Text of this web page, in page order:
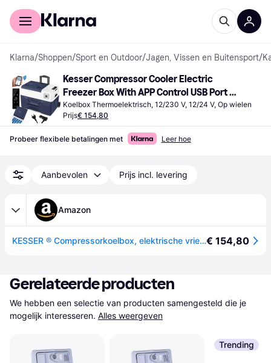
Voor shoppers
Klarna/Shoppen/Sport en Outdoor/Jagen, Vissen en Buitensport/
Kesser Compressor Cooler Electric
Freezer Box With APP Control USB Port
12/24 V 230V
Koelbox Thermoelektrisch, 12/230 V, 12/24 V, Op wielen
Prijs€ 154,80
Probeer flexibele betalingen met Leer hoe
Aanbevolen Prijs incl. levering
Amazon
KESSER ® Compressorkoelbox, elektrische vriezer, 30 liter, met app-bediening, USB-aansluiting, 12/24 V, 230 V, telescoopstang, wielen, koeling tot -20 °C, voor auto, vrachtwagen, boot, camper, camping€ 154,80
Gerelateerde producten
We hebben een selectie van producten samengesteld die je
mogelijk interesseren. Alles weergeven
Trending